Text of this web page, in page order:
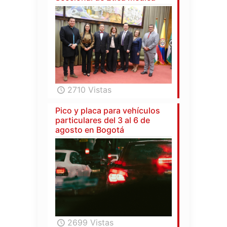
2710 Vistas
Pico y placa para vehículos
particulares del 3 al 6 de
agosto en Bogotá
2699 Vistas